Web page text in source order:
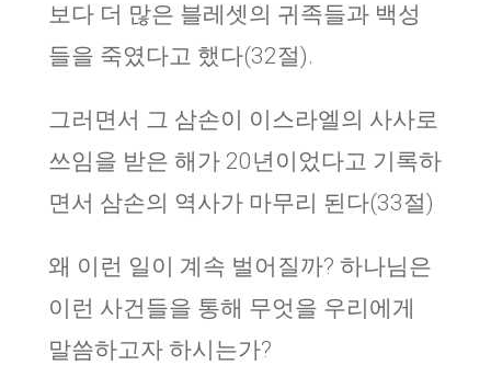
보다 더 많은 블레셋의 귀족들과 백성
들을 죽였다고 했다(32절).
그러면서 그 삼손이 이스라엘의 사사로
쓰임을 받은 해가 20년이었다고 기록하
면서 삼손의 역사가 마무리 된다(33절)
왜 이런 일이 계속 벌어질까? 하나님은
이런 사건들을 통해 무엇을 우리에게
말씀하고자 하시는가?